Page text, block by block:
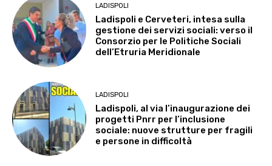
LADISPOLI
Ladispoli e Cerveteri, intesa sulla
gestione dei servizi sociali: verso il
Consorzio per le Politiche Sociali
dell’Etruria Meridionale
LADISPOLI
Ladispoli, al via l’inaugurazione dei
progetti Pnrr per l’inclusione
sociale: nuove strutture per fragili
e persone in difficoltà